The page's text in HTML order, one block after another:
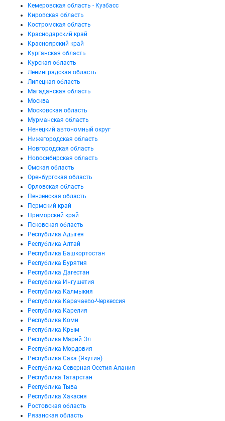
Кемеровская область - Кузбасс
Кировская область
Костромская область
Краснодарский край
Красноярский край
Курганская область
Курская область
Ленинградская область
Липецкая область
Магаданская область
Москва
Московская область
Мурманская область
Ненецкий автономный округ
Нижегородская область
Новгородская область
Новосибирская область
Омская область
Оренбургская область
Орловская область
Пензенская область
Пермский край
Приморский край
Псковская область
Республика Адыгея
Республика Алтай
Республика Башкортостан
Республика Бурятия
Республика Дагестан
Республика Ингушетия
Республика Калмыкия
Республика Карачаево-Черкессия
Республика Карелия
Республика Коми
Республика Крым
Республика Марий Эл
Республика Мордовия
Республика Саха (Якутия)
Республика Северная Осетия-Алания
Республика Татарстан
Республика Тыва
Республика Хакасия
Ростовская область
Рязанская область